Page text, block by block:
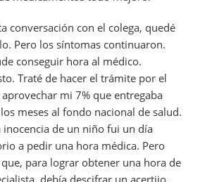
conversación con el colega, quedé
Pero los síntomas continuaron.
conseguir hora al médico.
Traté de hacer el trámite por el
mi 7% que entregaba
meses al fondo nacional de salud.
inocencia de un niño fui un día
a pedir una hora médica. Pero
para lograr obtener una hora de